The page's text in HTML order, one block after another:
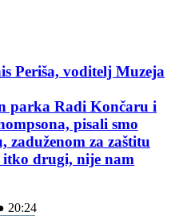
Periša, voditelj Muzeja
parka Radi Končaru i
pisali smo
za zaštitu
drugi, nije nam
20:24